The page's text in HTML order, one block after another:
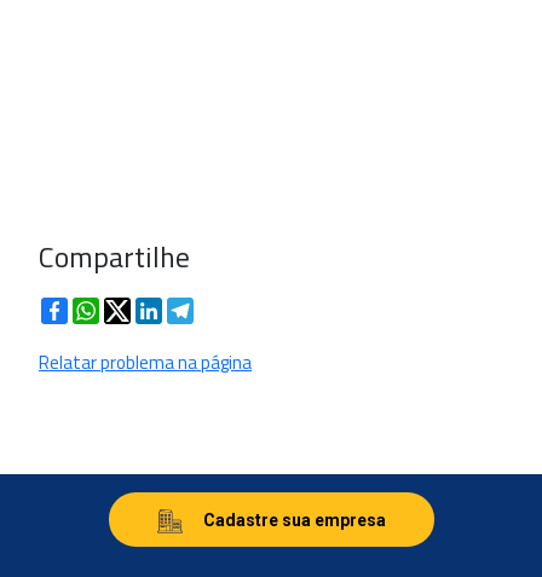
Compartilhe
FacebookWhatsApp
TwitterLinkedIn
Relatar problema na página
Cadastre sua empresa